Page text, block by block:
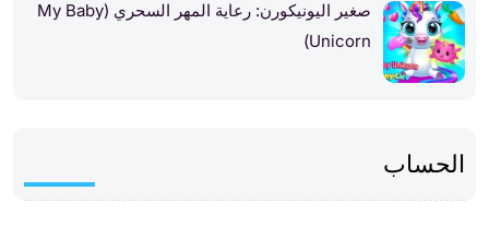
صغير اليونيكورن: رعاية المهر السحري (My Baby
Unicorn)
الحساب